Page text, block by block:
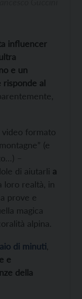
influencer
e un
risponde al
video formato
(e
–
di aiutarli a
loro realtà, in
prove e
magica
alpina.
di minuti
e
della